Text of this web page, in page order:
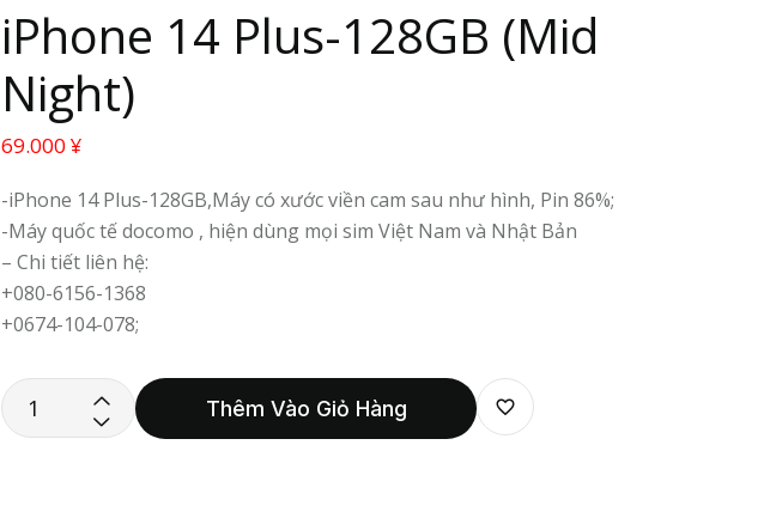
iPhone 14 Plus-128GB (Mid
Night)
69.000 ¥
-iPhone 14 Plus-128GB,Máy có xước viền cam sau như hình, Pin 86%;
-Máy quốc tế docomo , hiện dùng mọi sim Việt Nam và Nhật Bản
– Chi tiết liên hệ:
+080-6156-1368
+0674-104-078;
Thêm Vào Giỏ Hàng